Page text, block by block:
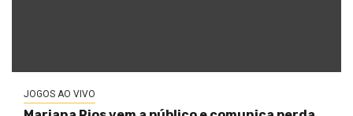
JOGOS AO VIVO